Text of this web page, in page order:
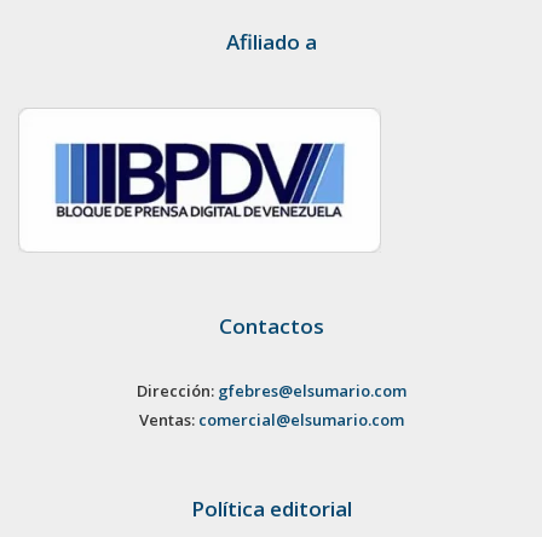
Afiliado a
Contactos
Dirección: gfebres@elsumario.com
Ventas: comercial@elsumario.com
Política editorial